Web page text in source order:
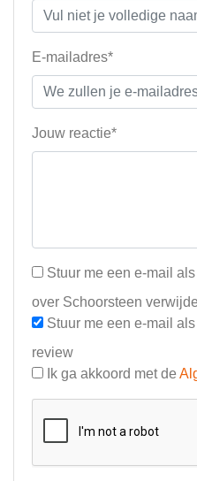
E-mailadres*
Jouw reactie*
Stuur me een e-mail
over Schoorsteen
Stuur me een e-mail
review
Ik ga akkoord met de